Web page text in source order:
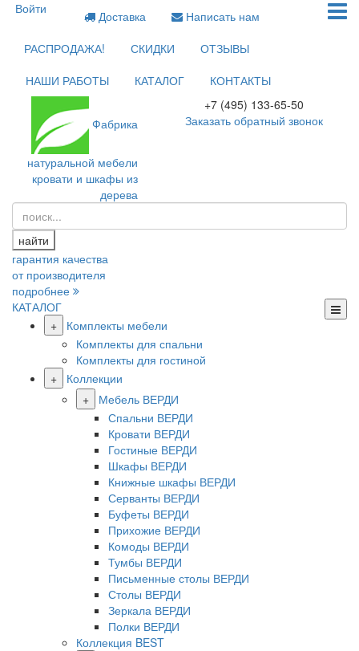
Войти Доставка
Написать нам
РАСПРОДАЖА!
СКИДКИ
ОТЗЫВЫ
НАШИ РАБОТЫ
КАТАЛОГ КОНТАКТЫ
Фабрика
натуральной мебели
кровати и шкафы из
дерева
+7 (495) 133-65-50
Заказать обратный звонок
найти
гарантия качества
от производителя
подробнее
КАТАЛОГ
+
Комплекты мебели
Комплекты для спальни
Комплекты для гостиной
+
Коллекции
+
Мебель ВЕРДИ
Спальни ВЕРДИ
Кровати ВЕРДИ
Гостиные ВЕРДИ
Шкафы ВЕРДИ
Книжные шкафы ВЕРДИ
Серванты ВЕРДИ
Буфеты ВЕРДИ
Прихожие ВЕРДИ
Комоды ВЕРДИ
Тумбы ВЕРДИ
Письменные столы ВЕРДИ
Столы ВЕРДИ
Зеркала ВЕРДИ
Полки ВЕРДИ
Коллекция BEST